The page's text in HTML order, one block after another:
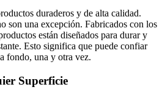
duraderos y de alta calidad.
son una excepción. Fabricados con los
están diseñados para durar y
Esto significa que puede confiar
fondo, una y otra vez.
Superficie